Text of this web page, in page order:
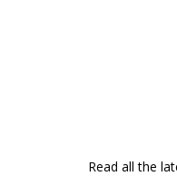
Read all the